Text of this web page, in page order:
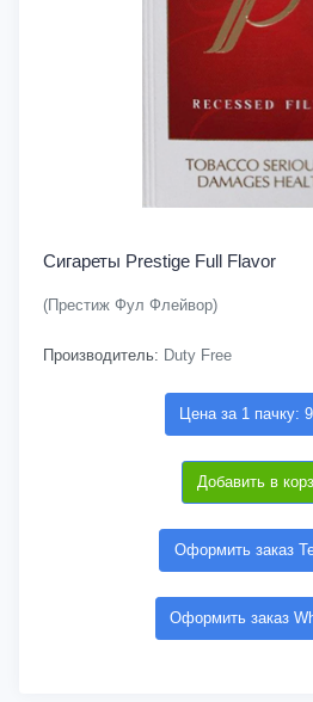
Сигареты Prestige Full Flavor
(Престиж Фул Флейвор)
Производитель: Duty Free
Цена за 1 пачку:
Добавить в
Оформить заказ
Оформить заказ